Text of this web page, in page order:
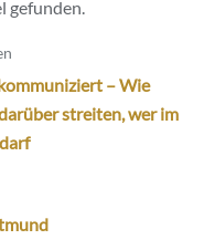
gefunden.
– Wie
streiten, wer im